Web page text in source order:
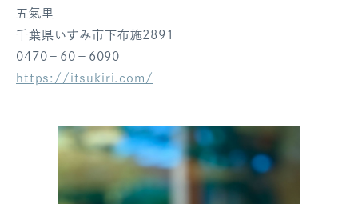
五氣里
千葉県いすみ市下布施2891
0470－60－6090
https://itsukiri.com/